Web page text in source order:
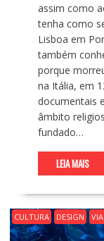
assim como
tenha como
Lisboa em
também
porque
na Itália, em
documentais
âmbito
fundado…
LEIA MAIS
CULTURA DESIGN